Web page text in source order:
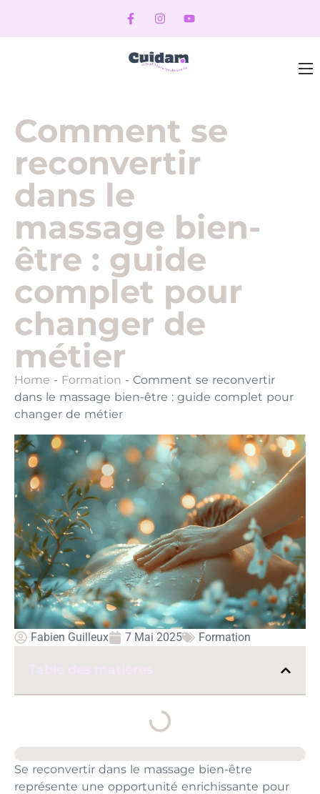
Comment se
reconvertir
dans le
massage bien-
être : guide
complet pour
changer de
métier
Home - Formation - Comment se reconvertir
dans le massage bien-être : guide complet pour
changer de métier
Fabien Guilleux 7 Mai 2025 Formation
Se reconvertir dans le massage bien-être
représente une opportunité enrichissante pour